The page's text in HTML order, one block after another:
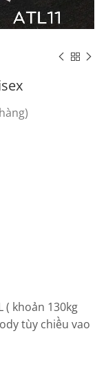
( khoản 130kg
tùy chiều vao